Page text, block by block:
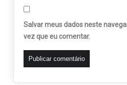
Salvar meus dados neste
vez que eu comentar.